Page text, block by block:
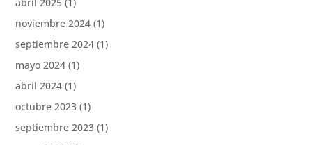
abril 2025 (1)
noviembre 2024 (1)
septiembre 2024 (1)
mayo 2024 (1)
abril 2024 (1)
octubre 2023 (1)
septiembre 2023 (1)